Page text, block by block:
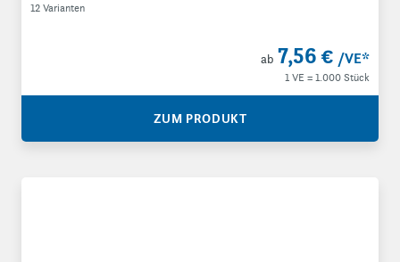
12 Varianten
ab 7,56 € /VE*
1 VE = 1.000 Stück
ZUM PRODUKT